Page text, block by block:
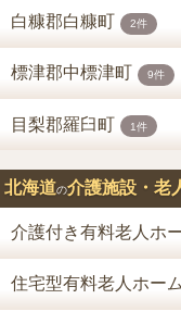
白糠郡白糠町 2件
標津郡中標津町 9件
目梨郡羅臼町 1件
北海道の介護施設・老
介護付き有料老人ホ
住宅型有料老人ホーム